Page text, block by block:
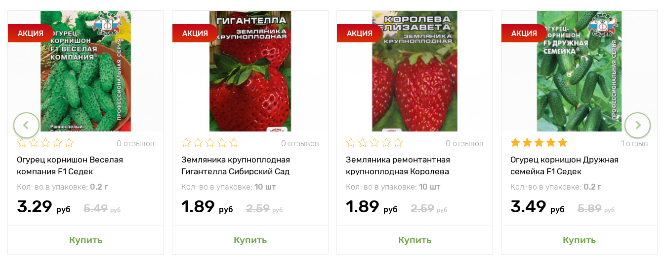
АКЦИЯ
0 отзывов
Огурец корнишон Веселая
компания F1 Седек
Кол-во в упаковке: 0.2 г
3.29 руб 5.49 руб
Купить
АКЦИЯ
0 отзывов
Земляника крупноплодная
Гигантелла Сибирский Сад
Кол-во в упаковке: 10 шт
1.89 руб 2.59 руб
Купить
АКЦИЯ
0 отзывов
Земляника ремонтантная
крупноплодная Королева
Елизавета Сибирский Сад
Кол-во в упаковке: 10 шт
1.89 руб 2.59 руб
Купить
АКЦИЯ
1 отзыв
Огурец корнишон Дружная
семейка F1 Седек
Кол-во в упаковке: 0.2 г
3.49 руб 5.89 руб
Купить